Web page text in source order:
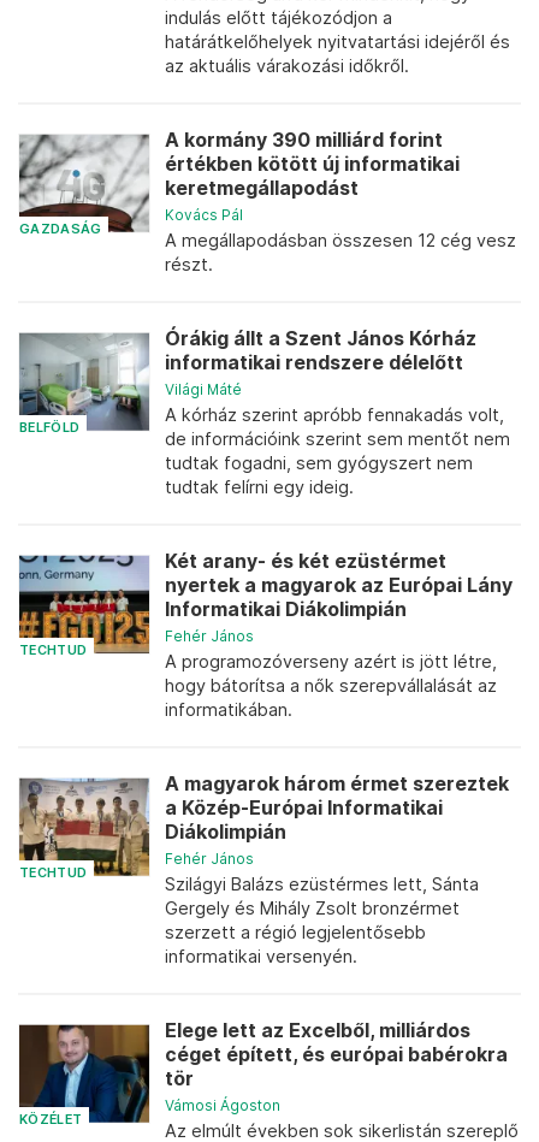
indulás előtt tájékozódjon a
határátkelőhelyek nyitvatartási idejéről és
az aktuális várakozási időkről.
GAZDASÁG
A kormány 390 milliárd forint
értékben kötött új informatikai
keretmegállapodást
Kovács Pál
A megállapodásban összesen 12 cég vesz
részt.
BELFÖLD
Órákig állt a Szent János Kórház
informatikai rendszere délelőtt
Világi Máté
A kórház szerint apróbb fennakadás volt,
de információink szerint sem mentőt nem
tudtak fogadni, sem gyógyszert nem
tudtak felírni egy ideig.
TECHTUD
Két arany- és két ezüstérmet
nyertek a magyarok az Európai Lány
Informatikai Diákolimpián
Fehér János
A programozóverseny azért is jött létre,
hogy bátorítsa a nők szerepvállalását az
informatikában.
TECHTUD
A magyarok három érmet szereztek
a Közép-Európai Informatikai
Diákolimpián
Fehér János
Szilágyi Balázs ezüstérmes lett, Sánta
Gergely és Mihály Zsolt bronzérmet
szerzett a régió legjelentősebb
informatikai versenyén.
KÖZÉLET
Elege lett az Excelből, milliárdos
céget épített, és európai babérokra
tör
Vámosi Ágoston
Az elmúlt években sok sikerlistán szereplő